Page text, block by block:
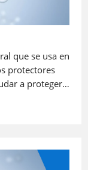
que se usa en
protectores
a proteger…